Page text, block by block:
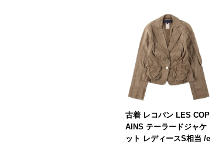
古着 レコパン LES COP
AINS テーラードジャケ
ット レディースS相当 /e